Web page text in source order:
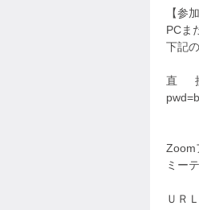
【参
PCま
下記
直
Zoom
ミー
ＵＲ